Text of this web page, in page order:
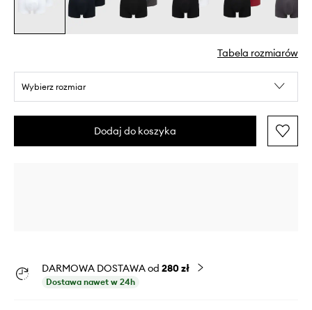
Tabela rozmiarów
Wybierz rozmiar
Dodaj do koszyka
DARMOWA DOSTAWA od 280 zł
Dostawa nawet w 24h